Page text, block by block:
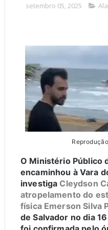
setembro 05, 2025
O Ministério Público
encaminhou à Vara
investiga Cleydson
atropelamento do
física Emerson Silva
de Salvador no dia